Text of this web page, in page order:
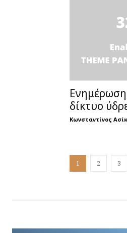
Ενημέρωση
δίκτυο
Κωνσταντίνος
1 2 3